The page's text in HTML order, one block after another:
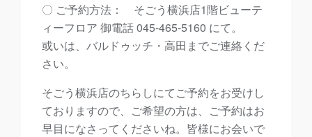
〇 ご予約方法： そごう横浜店1階ビューテ
ィーフロア 御電話 045-465-5160 にて。
或いは、バルドゥッチ・高田までご連絡くだ
さい。
そごう横浜店のちらしにてご予約をお受けし
ておりますので、ご希望の方は、ご予約はお
早目になさってくださいね。皆様にお会いで